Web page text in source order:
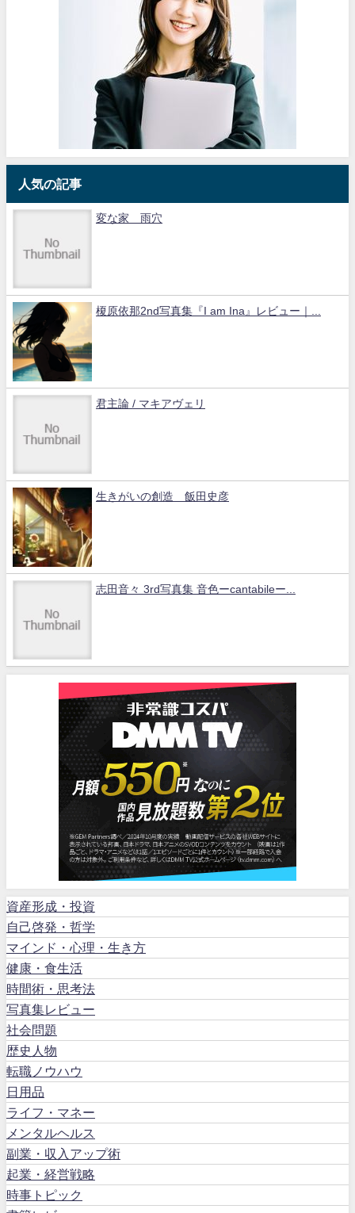
人気の記事
変な家 雨穴
榎原依那2nd写真集『I am Ina』レビュー｜...
君主論 / マキアヴェリ
生きがいの創造 飯田史彦
志田音々 3rd写真集 音色ーcantabileー...
資産形成・投資
自己啓発・哲学
マインド・心理・生き方
健康・食生活
時間術・思考法
写真集レビュー
社会問題
歴史人物
転職ノウハウ
日用品
ライフ・マネー
メンタルヘルス
副業・収入アップ術
起業・経営戦略
時事トピック